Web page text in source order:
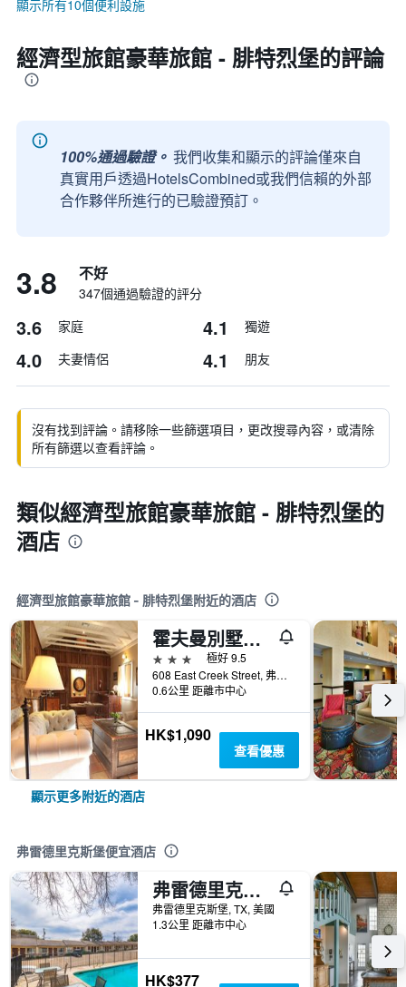
顯示所有10個便利設施
經濟型旅館豪華旅館 - 腓特烈堡的評論
100%通過驗證。 我們收集和顯示的評論僅來自
真實用戶透過HotelsCombined或我們信賴的外部
合作夥伴所進行的已驗證預訂。
3.8 不好
347個通過驗證的評分
3.6 家庭 4.1 獨遊
4.0 夫妻情侶 4.1 朋友
沒有找到評論。請移除一些篩選項目，更改搜尋內容，或清除
所有篩選以查看評論。
類似經濟型旅館豪華旅館 - 腓特烈堡的
酒店
經濟型旅館豪華旅館 - 腓特烈堡附近的酒店
霍夫曼別墅酒店 - 腓特烈堡
3星級
極好 9.5
608 East Creek Street, 弗雷德里克斯堡, TX, 美國
0.6公里 距離市中心
HK$1,090
查看優惠
顯示更多附近的酒店
弗雷德里克斯堡便宜酒店
弗雷德里克斯堡伊克諾酒店 - 腓特烈堡
弗雷德里克斯堡, TX, 美國
1.3公里 距離市中心
HK$377